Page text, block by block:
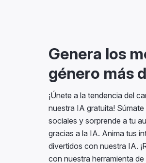
Genera los
género más
nuestra IA gratuita!
sociales y sorprende a tu
gracias a la IA. Anima tus
divertidos con nuestra IA.
con nuestra herramienta